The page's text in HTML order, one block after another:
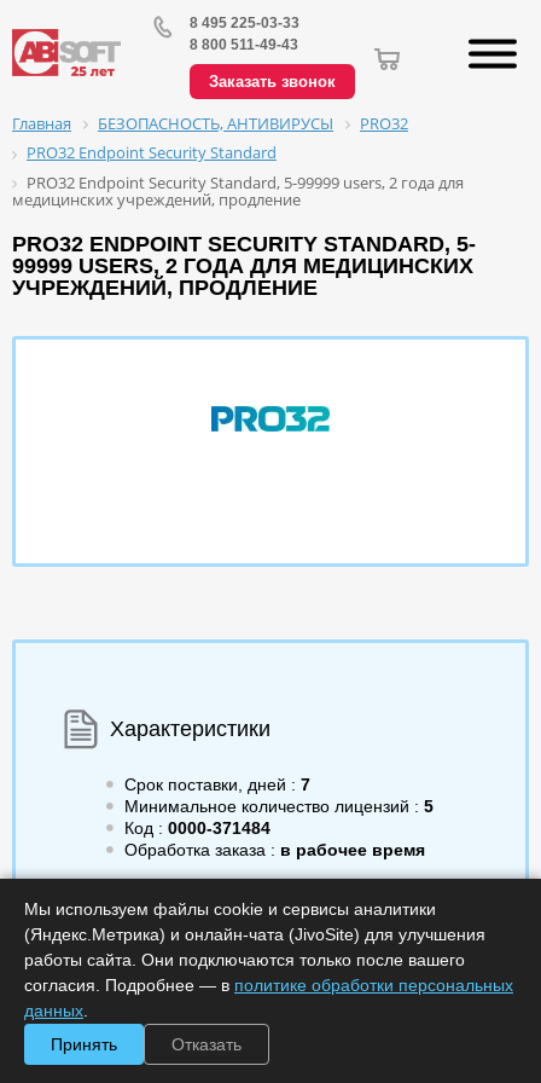
8 495 225-03-33
8 800 511-49-43
Заказать звонок
Главная БЕЗОПАСНОСТЬ, АНТИВИРУСЫ
PRO32
PRO32 Endpoint Security Standard
PRO32 Endpoint Security Standard, 5-99999 users, 2 года для
медицинских учреждений, продление
PRO32 ENDPOINT SECURITY STANDARD, 5-
99999 USERS, 2 ГОДА ДЛЯ МЕДИЦИНСКИХ
УЧРЕЖДЕНИЙ, ПРОДЛЕНИЕ
Характеристики
Срок поставки, дней : 7
Минимальное количество лицензий : 5
Код : 0000-371484
Обработка заказа : в рабочее время
Цена по запросу
Минимальное количество
лицензий: 5
Мы используем файлы cookie и сервисы аналитики
(Яндекс.Метрика) и онлайн-чата (JivoSite) для улучшения
работы сайта. Они подключаются только после вашего
согласия. Подробнее — в политике обработки персональных
данных
Принять
Отказать